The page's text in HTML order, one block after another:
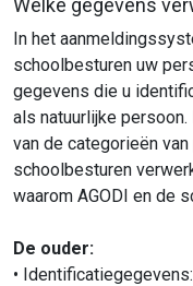
Welke gegevens
In het
schoolbesturen uw
gegevens die u
als natuurlijke
van de categorieën
schoolbesturen
waarom AGODI en de
De ouder:
•